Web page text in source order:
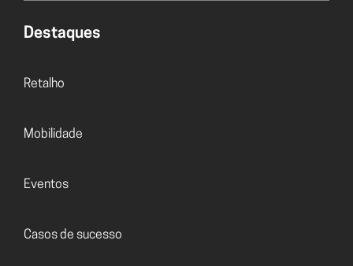
Destaques
Retalho
Mobilidade
Eventos
Casos de sucesso